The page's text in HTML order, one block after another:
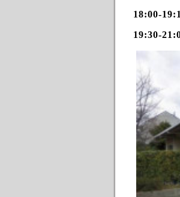
18:00-
19:30-